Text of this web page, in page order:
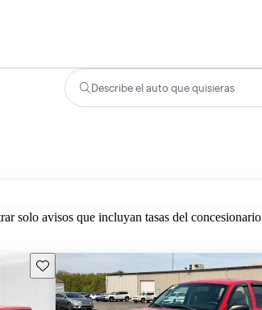
Describe el auto que quisieras
solo avisos que incluyan tasas del concesionario
Guarda este Aviso